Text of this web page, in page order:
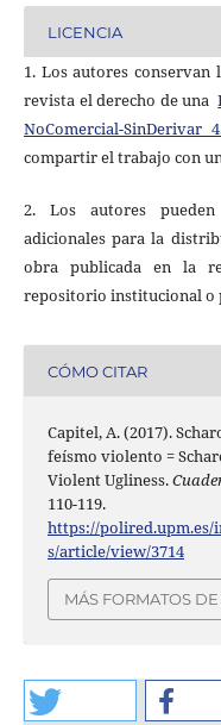
LICENCIA
1. Los autores
revista el derecho de una
NoComercial-SinDerivar
compartir el trabajo con
2. Los autores
adicionales para la
obra publicada en la
repositorio institucional o
CÓMO CITAR
Capitel, A. (2017).
feísmo violento =
Violent Ugliness.
110-119.
https://polired.upm.es/
s/article/view/3714
MÁS FORMATOS DE